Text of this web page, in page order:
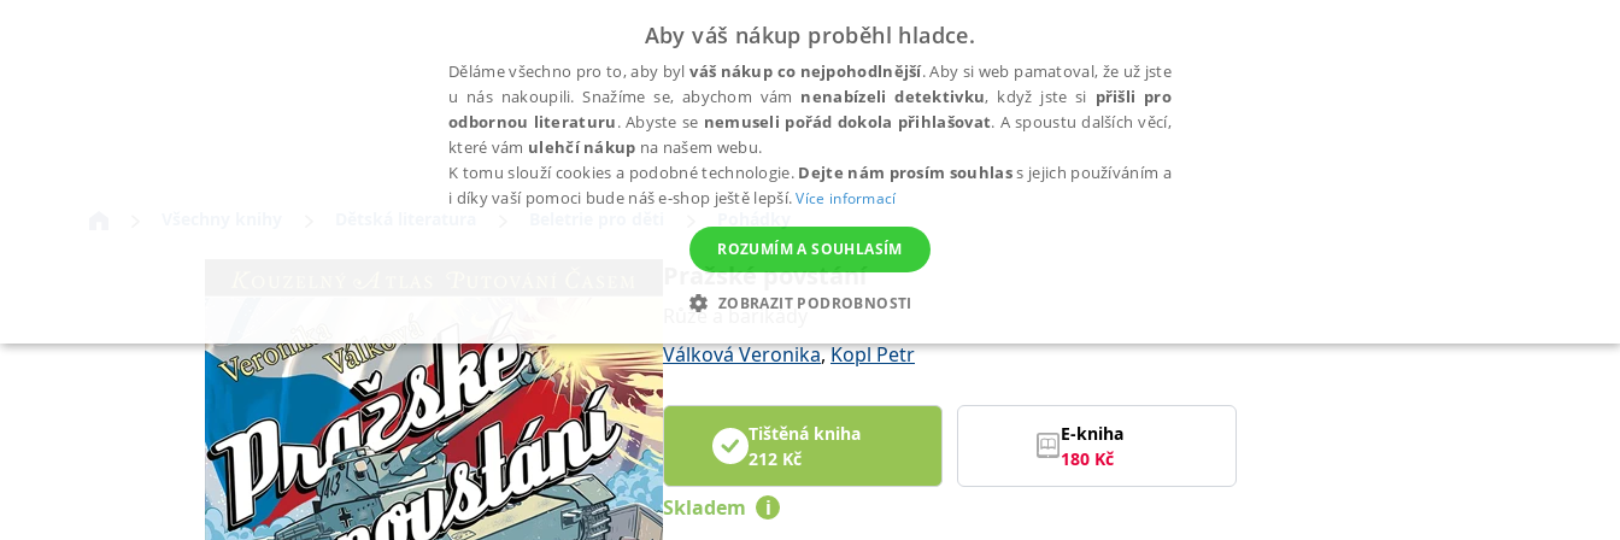
Pražské povstání
Růže a barikády
Válková Veronika,Kopl Petr
Tištěná kniha
212 Kč
E-kniha
180 Kč
Skladem i
Aby váš nákup proběhl hladce.
Děláme všechno pro to, aby bylváš nákup co nejpohodlnější. Aby si web pamatoval, že už jste
u nás nakoupili. Snažíme se, abychom vám nenabízeli detektivku, když jste si přišli pro
odbornou literaturu. Abyste se nemuseli pořád dokola přihlašovat. A spoustu dalších věcí,
které vám ulehčí nákup na našem webu.
K tomu slouží cookies a podobné technologie. Dejte nám prosím souhlass jejich používáním a
i díky vaší pomoci bude náš e-shop ještě lepší.Více informací
ROZUMÍM A SOUHLASÍM
ZOBRAZIT PODROBNOSTI
NEZBYTNÉ ANALYTICKÉ MARKETINGOVÉ FUNKČNÍ NEZAŘAZENÉ SOUBORY
Nezbytné Analytické Marketingové Nezařazené soubory
Nezbytně nutné soubory cookie umožňují základní funkce webových stránek, jako je přihlášení uživatele a správa účtu. Webové stránky nelze bez nezbytně nutných souborů cookie správně používat.
Provider /